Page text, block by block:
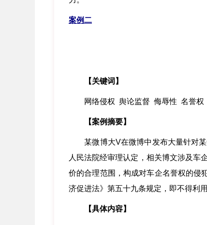
案例二
【关键词】
网络侵权 舆论监督 侮辱性 名誉权
【案例摘要】
某微博大V在微博中发布大量针对某
人民法院经审理认定，相关博文涉及车
价的合理范围，构成对车企名誉权的侵
济促进法》第五十九条规定，即不得利
【具体内容】